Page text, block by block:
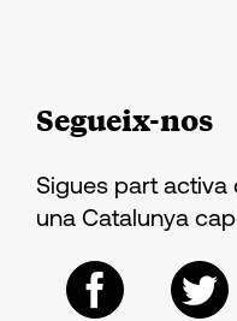
Segueix-nos
Sigues part
una Catalunya